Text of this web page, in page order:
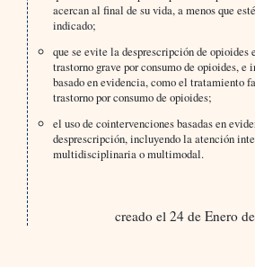
acercan al final de su vida, a menos que
indicado;
que se evite la desprescripción de opioides
trastorno grave por consumo de opioides,
basado en evidencia, como el tratamiento
trastorno por consumo de opioides;
el uso de cointervenciones basadas en
desprescripción, incluyendo la atención
multidisciplinaria o multimodal.
creado el 24 de Enero